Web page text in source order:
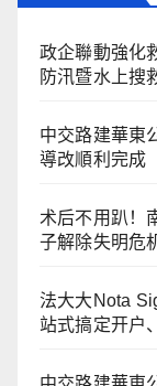
政企聯動強化
防汛暨水上搜
中交路建華東
導改順利完成
术后不用趴！
子解除失明危
法大大Nota
站式搞定开户